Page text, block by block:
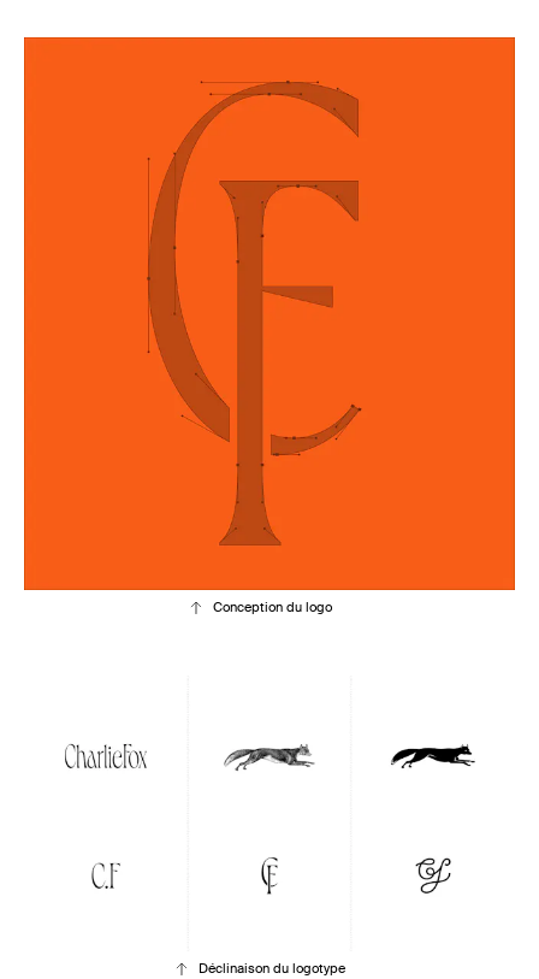
Conception du logo
Déclinaison du logotype